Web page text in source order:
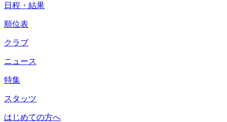
日程・結果
順位表
クラブ
ニュース
特集
スタッツ
はじめての方へ